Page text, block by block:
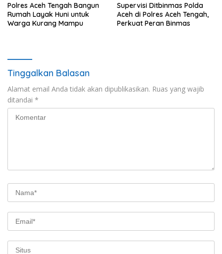
Polres Aceh Tengah Bangun
Rumah Layak Huni untuk
Warga Kurang Mampu
Supervisi Ditbinmas Polda
Aceh di Polres Aceh Tengah,
Perkuat Peran Binmas
Tinggalkan Balasan
Alamat email Anda tidak akan dipublikasikan. Ruas yang wajib
ditandai *